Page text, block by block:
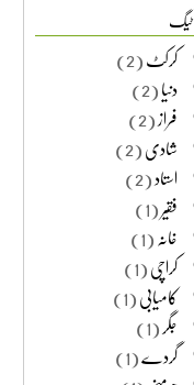
ٹیگ
کرکٹ(2)
دنیا(2)
فراز(2)
شادی(2)
استاد(2)
فقیر(1)
خانہ(1)
کراچی(1)
کامیابی(1)
جگر(1)
گردے(1)